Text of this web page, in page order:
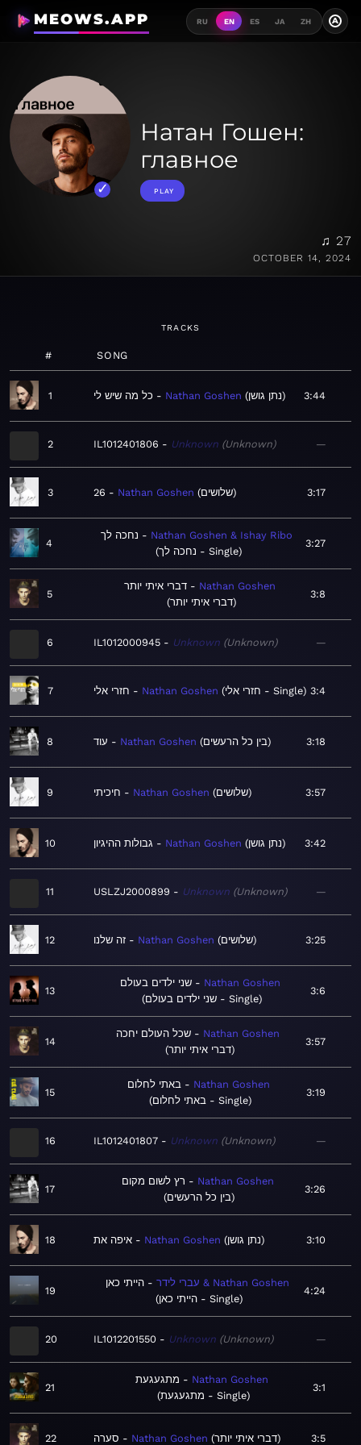
MEOWS.APP RU EN ES JA ZH A
Натан Гошен:
главное
PLAY
♫ 27
OCTOBER 14, 2024
TRACKS
# SONG
1 כל מה שיש לי Nathan Goshen נתן גושן 3:44
2 IL1012401806 Unknown Unknown —
3 26 Nathan Goshen שלושים 3:17
4
נחכה לך
Nathan Goshen & Ishay Ribo
נחכה לך - Single
3:27
5
דברי איתי יותר
Nathan Goshen
דברי איתי יותר
3:8
6 IL1012000945 Unknown Unknown —
7 חזרי אלי Nathan Goshen חזרי אלי - Single 3:4
8 עוד Nathan Goshen בין כל הרעשים 3:18
9 חיכיתי Nathan Goshen שלושים 3:57
10 גבולות ההיגיון Nathan Goshen נתן גושן 3:42
11 USLZJ2000899 Unknown Unknown —
12 זה שלנו Nathan Goshen שלושים 3:25
13
שני ילדים בעולם
Nathan Goshen
שני ילדים בעולם - Single
3:6
14
שכל העולם יחכה
Nathan Goshen
דברי איתי יותר
3:57
15
באתי לחלום
Nathan Goshen
באתי לחלום - Single
3:19
16 IL1012401807 Unknown Unknown —
17
רץ לשום מקום
Nathan Goshen
בין כל הרעשים
3:26
18 איפה את Nathan Goshen נתן גושן 3:10
19
הייתי כאן
עברי לידר & Nathan Goshen
הייתי כאן - Single
4:24
20 IL1012201550 Unknown Unknown —
21
מתגעגעת
Nathan Goshen
מתגעגעת - Single
3:1
22 סערה Nathan Goshen דברי איתי יותר 3:5